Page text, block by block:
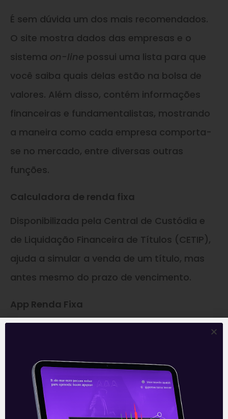
É sem dúvida um dos mais recomendados.
O site mostra dados das empresas e o
sistema on-line possui uma lista para que
você saiba quais delas estão na bolsa de
valores. Além disso, contém informações
financeiras e fundamentalistas, mostrando
a maneira como cada empresa comporta-
se no mercado, entre diversas outras
funções.
Calculadora de renda fixa
Disponibilizada pela Central de Custódia e
de Liquidação Financeira de Títulos (CETIP),
ajuda a simular a venda de um título, mas
antes mesmo do prazo de vencimento.
App Renda Fixa
IGPM, IPCA e CDI, sabendo dos valores
mensais, atuais, anualizados e os
acumulados. É destacado por ser um